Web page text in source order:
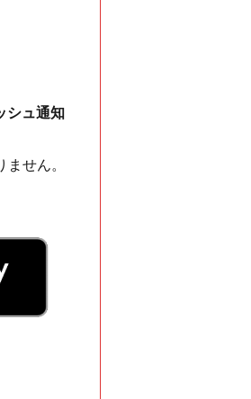
シュ通知
せん。